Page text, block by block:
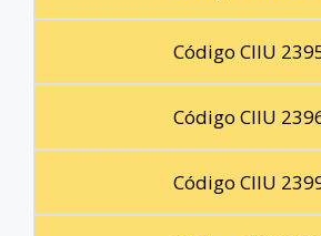
Código CIIU
Código CIIU
Código CIIU